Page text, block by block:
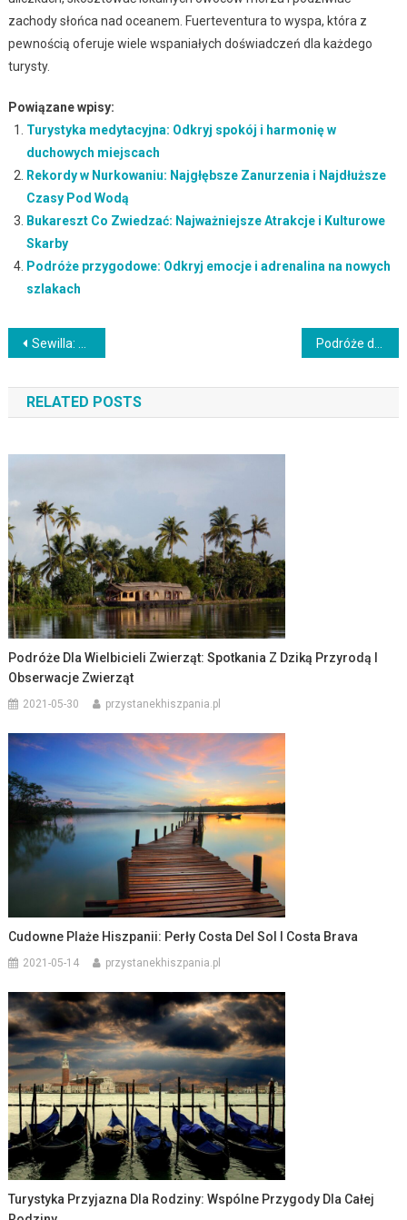
zachody słońca nad oceanem. Fuerteventura to wyspa, która z
pewnością oferuje wiele wspaniałych doświadczeń dla każdego
turysty.
Powiązane wpisy:
Turystyka medytacyjna: Odkryj spokój i harmonię w
duchowych miejscach
Rekordy w Nurkowaniu: Najgłębsze Zanurzenia i Najdłuższe
Czasy Pod Wodą
Bukareszt Co Zwiedzać: Najważniejsze Atrakcje i Kulturowe
Skarby
Podróże przygodowe: Odkryj emocje i adrenalina na nowych
szlakach
Nawigacja
wpisu
Sewilla: Skarbiec Hiszpańskiej Historii i Kultury
RELATED POSTS
Podróże Dla Wielbicieli Zwierząt: Spotkania Z Dziką Przyrodą I
Obserwacje Zwierząt
2021-05-30 przystanekhiszpania.pl
Cudowne Plaże Hiszpanii: Perły Costa Del Sol I Costa Brava
2021-05-14 przystanekhiszpania.pl
Turystyka Przyjazna Dla Rodziny: Wspólne Przygody Dla Całej